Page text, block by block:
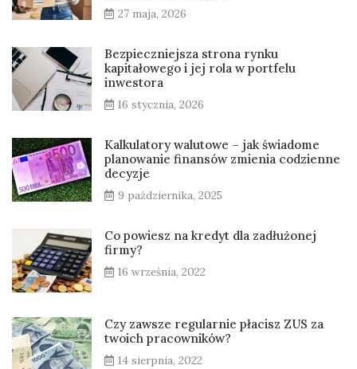
27 maja, 2026
Bezpieczniejsza strona rynku
kapitałowego i jej rola w portfelu
inwestora
16 stycznia, 2026
Kalkulatory walutowe – jak świadome
planowanie finansów zmienia codzienne
decyzje
9 października, 2025
Co powiesz na kredyt dla zadłużonej
firmy?
16 września, 2022
Czy zawsze regularnie płacisz ZUS za
twoich pracowników?
14 sierpnia, 2022